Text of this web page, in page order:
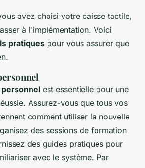
avez choisi votre caisse tactile,
à l'implémentation. Voici
pratiques pour vous assurer que
est essentielle pour une
Assurez-vous que tous vos
comment utiliser la nouvelle
des sessions de formation
des guides pratiques pour
avec le système. Par